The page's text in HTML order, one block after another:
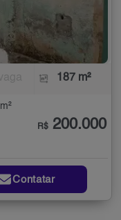
187 m²
R$ 200.000
Contatar